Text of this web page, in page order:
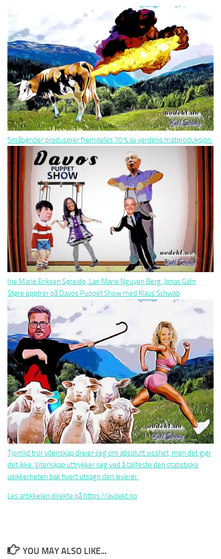
Småbønder produserer fremdeles 70 % av verdens matproduksjon.
Ine Marie Eriksen Søreide, Lan Marie Nguyen Berg, Jonas Gahr
Støre opptrer på Davos Puppet Show med Klaus Schwab
Tjomlid tror vitenskap dreier seg om absolutt visshet, men det gjør
det ikke. Vitenskap uttrykker seg ved å tallfeste den statistiske
usikkerheten bak hvert utsagn den leverer.
Les artikkelen direkte på https://avdekt.no
YOU MAY ALSO LIKE...